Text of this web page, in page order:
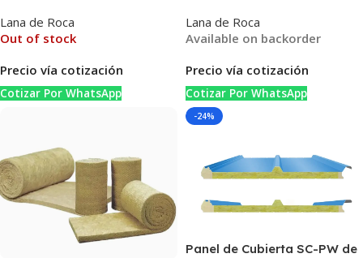
para Agricultura sin Suelo
Lana de Roca
Out of stock
Precio vía cotización
Cotizar Por WhatsApp
Protección contra Incendios
de Alto Rendimiento
Lana de Roca
Available on backorder
Precio vía cotización
Cotizar Por WhatsApp
-24%
Panel de Cubierta SC-PW de